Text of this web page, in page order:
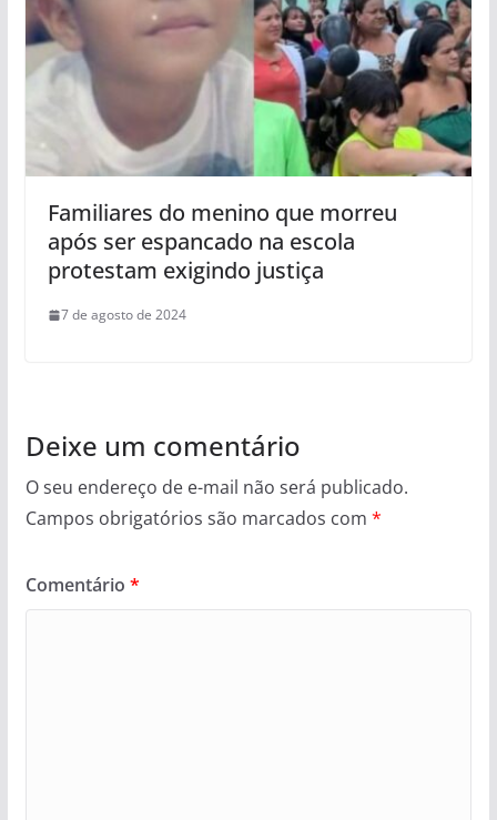
Familiares do menino que morreu
após ser espancado na escola
protestam exigindo justiça
7 de agosto de 2024
Deixe um comentário
O seu endereço de e-mail não será publicado.
Campos obrigatórios são marcados com *
Comentário *